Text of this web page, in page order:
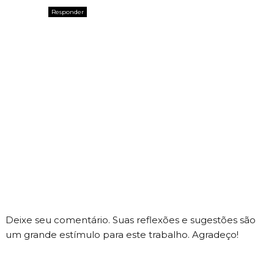
Responder
Deixe seu comentário. Suas reflexões e sugestões são
um grande estímulo para este trabalho. Agradeço!